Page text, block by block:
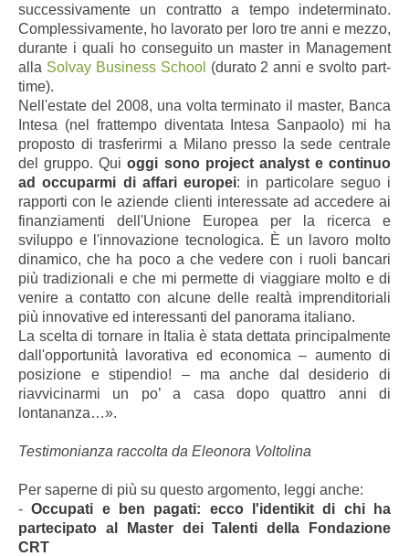
successivamente un contratto a tempo indeterminato.
Complessivamente, ho lavorato per loro tre anni e mezzo,
durante i quali ho conseguito un master in Management
alla Solvay Business School (durato 2 anni e svolto part-
time).
Nell'estate del 2008, una volta terminato il master, Banca
Intesa (nel frattempo diventata Intesa Sanpaolo) mi ha
proposto di trasferirmi a Milano presso la sede centrale
del gruppo. Quioggi sono project analyst e continuo
ad occuparmi di affari europei: in particolare seguo i
rapporti con le aziende clienti interessate ad accedere ai
finanziamenti dell'Unione Europea per la ricerca e
sviluppo e l'innovazione tecnologica. È un lavoro molto
dinamico, che ha poco a che vedere con i ruoli bancari
più tradizionali e che mi permette di viaggiare molto e di
venire a contatto con alcune delle realtà imprenditoriali
più innovative ed interessanti del panorama italiano.
La scelta di tornare in Italia è stata dettata principalmente
dall'opportunità lavorativa ed economica – aumento di
posizione e stipendio! – ma anche dal desiderio di
riavvicinarmi un po’ a casa dopo quattro anni di
lontananza…».
Testimonianza raccolta da Eleonora Voltolina
Per saperne di più su questo argomento, leggi anche:
-Occupati e ben pagati: ecco l'identikit di chi ha
partecipato al Master dei Talenti della Fondazione
CRT